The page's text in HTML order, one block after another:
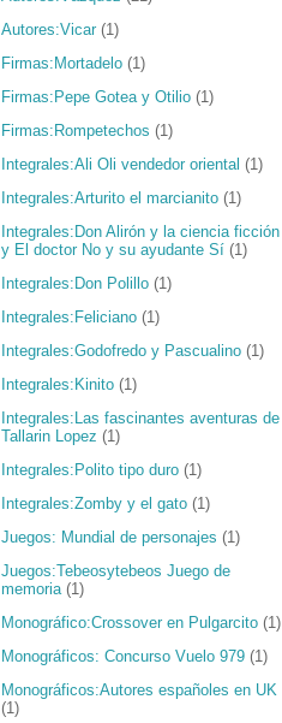
Autores:Vicar (1)
Firmas:Mortadelo (1)
Firmas:Pepe Gotea y Otilio (1)
Firmas:Rompetechos (1)
Integrales:Ali Oli vendedor oriental (1)
Integrales:Arturito el marcianito (1)
Integrales:Don Alirón y la ciencia ficción
y El doctor No y su ayudante Sí (1)
Integrales:Don Polillo (1)
Integrales:Feliciano (1)
Integrales:Godofredo y Pascualino (1)
Integrales:Kinito (1)
Integrales:Las fascinantes aventuras de
Tallarin Lopez (1)
Integrales:Polito tipo duro (1)
Integrales:Zomby y el gato (1)
Juegos: Mundial de personajes (1)
Juegos:Tebeosytebeos Juego de
memoria (1)
Monográfico:Crossover en Pulgarcito (1)
Monográficos: Concurso Vuelo 979 (1)
Monográficos:Autores españoles en UK
(1)